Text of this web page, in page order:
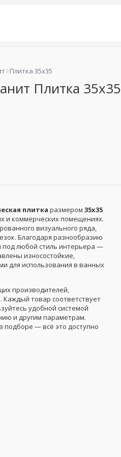
Плитка 35x35
Плитка 35x35
плитка размером 35x35
и коммерческих помещениях.
визуального ряда,
Благодаря разнообразию
под любой стиль интерьера —
износостойкие,
для использования в ванных
производителей,
Каждый товар соответствует
удобной системой
и другим параметрам.
подборе — всё это доступно